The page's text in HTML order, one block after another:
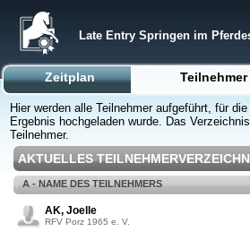
Late Entry Springen im
Zeitplan Teilnehmer
Hier werden alle Teilnehmer aufgeführt, für
Ergebnis hochgeladen wurde. Das
Teilnehmer.
AKTUELLES
A - NAME DES TEILNEHMERS
AK, Joelle
RFV Porz 1965 e. V.